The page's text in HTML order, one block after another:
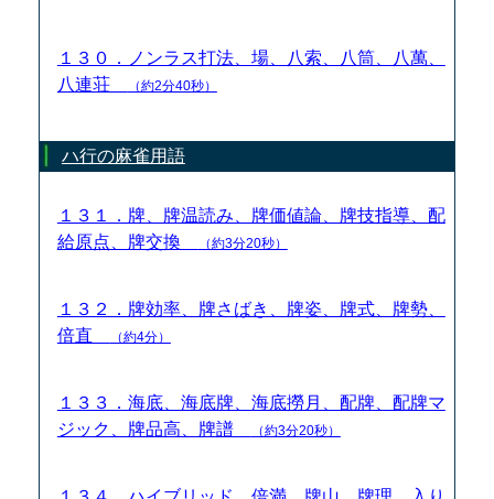
１３０．ノンラス打法、場、八索、八筒、八萬、
八連荘
（約2分40秒）
ハ行の麻雀用語
１３１．牌、牌温読み、牌価値論、牌技指導、配
給原点、牌交換
（約3分20秒）
１３２．牌効率、牌さばき、牌姿、牌式、牌勢、
倍直
（約4分）
１３３．海底、海底牌、海底撈月、配牌、配牌マ
ジック、牌品高、牌譜
（約3分20秒）